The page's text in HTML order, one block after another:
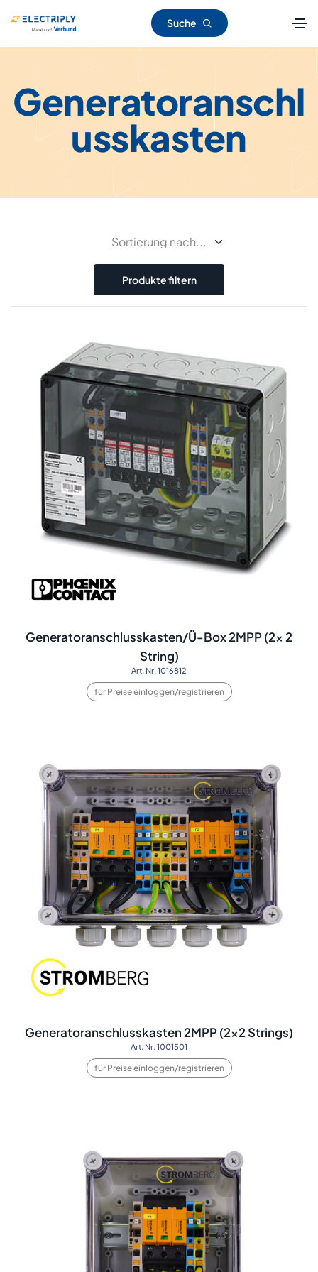
Suche
Generatoranschl
usskasten
Produkte filtern
Generatoranschlusskasten/Ü-Box 2MPP (2x 2
String)
Art. Nr. 1016812
für Preise einloggen/registrieren
Generatoranschlusskasten 2MPP (2x2 Strings)
Art. Nr. 1001501
für Preise einloggen/registrieren